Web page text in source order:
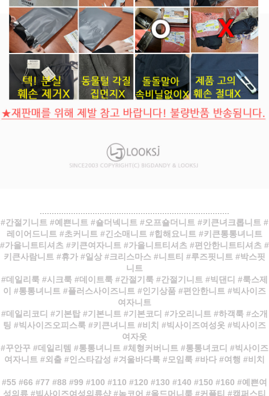
...............................................................................
#간절기니트 #예쁜니트 #숄더넥니트 #오프숄더니트 #키큰녀크롭니트 #
레이어드니트 #초커니트 #긴소매니트 #힙해요니트 #키큰통통녀니트
#가을니트티셔츠 #키큰여자니트 #가을니트티셔츠 #편안한니트티셔츠 #
키큰사람니트 #휴가 #일상 #크리스마스 #니트티 #루즈핏니트 #박스핏
니트
#데일리룩 #시크룩 #데이트룩 #간절기룩 #간절기니트 #빅댄디 #룩스제
이 #통통녀니트 #플러스사이즈니트 #인기상품 #편안한니트 #빅사이즈
여자니트
#데일리코디 #기본탑 #기본니트 #기본코디 #가오리니트 #하객룩 #소개
팅 #빅사이즈오피스룩 #키큰녀니트 #비치 #빅사이즈여성옷 #빅사이즈
여자옷
#꾸안꾸 #데일리템 #통통녀니트 #체형커버니트 #통통녀코디 #빅사이즈
여자니트 #외출 #인스타감성 #겨울바다룩 #모임룩 #바다 #여행 #비치
#55 #66 #77 #88 #99 #100 #110 #120 #130 #140 #150 #160 #예쁜여
성의류 #빅사이즈여성의류샵 #놈코어 #올드머니룩 #커플티 #캠퍼스티